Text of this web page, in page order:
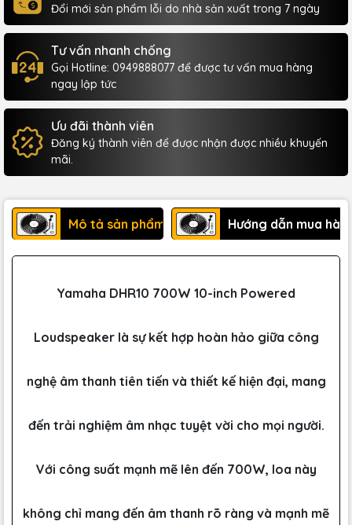
Đổi mới sản phẩm lỗi do nhà sản xuất trong 7 ngày
Tư vấn nhanh chống
Gọi Hotline: 0949888077 để được tư vấn mua hàng
ngay lập tức
Ưu đãi thành viên
Đăng ký thành viên để được nhận được nhiều khuyến
mãi.
Mô tả sản phẩm Hướng dẫn mua
Yamaha DHR10 700W 10-inch Powered
Loudspeaker là sự kết hợp hoàn hảo giữa công
nghệ âm thanh tiên tiến và thiết kế hiện đại, mang
đến trải nghiệm âm nhạc tuyệt vời cho mọi người.
Với công suất mạnh mẽ lên đến 700W, loa này
không chỉ mang đến âm thanh rõ ràng và mạnh mẽ